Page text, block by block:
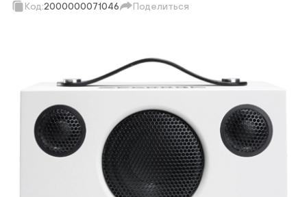
Код:2000000071046 Поделиться
Макс
Одноклассники